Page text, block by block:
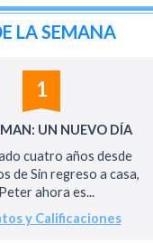
LA SEMANA
1
UN NUEVO DÍA
cuatro años desde
de Sin regreso a casa,
ahora es...
y Calificaciones